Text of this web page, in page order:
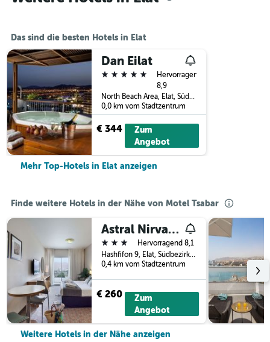
Das sind die besten Hotels in Elat
Dan Eilat
5 Sterne
Hervorragend
8,9
North Beach Area, Elat, Südbezirk (Israel), Israel
0,0 km vom Stadtzentrum
€ 344
Zum
Angebot
Mehr Top-Hotels in Elat anzeigen
Finde weitere Hotels in der Nähe von Motel Tsabar
Astral Nirvana Suites
3 Sterne
Hervorragend 8,1
Hashfifon 9, Elat, Südbezirk (Israel), Israel
0,4 km vom Stadtzentrum
€ 260
Zum
Angebot
Weitere Hotels in der Nähe anzeigen